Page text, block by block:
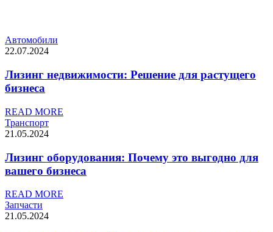
Автомобили
22.07.2024
Лизинг недвижимости: Решение для растущего
бизнеса
READ MORE
Транспорт
21.05.2024
Лизинг оборудования: Почему это выгодно для
вашего бизнеса
READ MORE
Запчасти
21.05.2024